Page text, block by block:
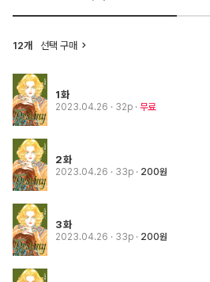
12개 선택 구매
1화
2023.04.26 · 32p 무료
2화
2023.04.26 · 33p 200원
3화
2023.04.26 · 33p 200원